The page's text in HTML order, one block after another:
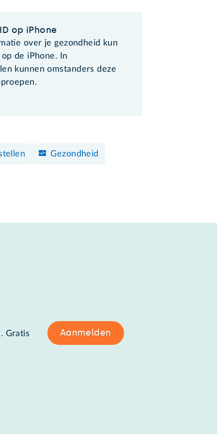
op iPhone
over je gezondheid kun
de iPhone. In
kunnen omstanders deze
Gezondheid
Gratis Aanmelden